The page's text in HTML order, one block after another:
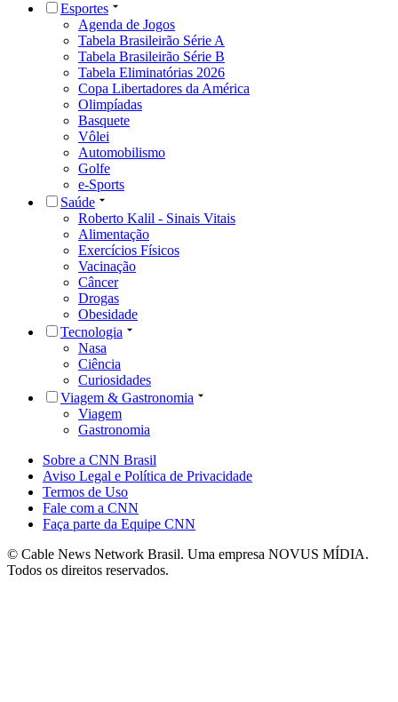
Esportes
Agenda de Jogos
Tabela Brasileirão Série A
Tabela Brasileirão Série B
Tabela Eliminatórias 2026
Copa Libertadores da América
Olimpíadas
Basquete
Vôlei
Automobilismo
Golfe
e-Sports
Saúde
Roberto Kalil - Sinais Vitais
Alimentação
Exercícios Físicos
Vacinação
Câncer
Drogas
Obesidade
Tecnologia
Nasa
Ciência
Curiosidades
Viagem & Gastronomia
Viagem
Gastronomia
Sobre a CNN Brasil
Aviso Legal e Política de Privacidade
Termos de Uso
Fale com a CNN
Faça parte da Equipe CNN
© Cable News Network Brasil. Uma empresa NOVUS MÍDIA.
Todos os direitos reservados.